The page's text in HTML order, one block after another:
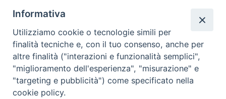
Mar. / Mer. / Giov. ore 9 - 13
nei mesi estivi solo Martedì ore 9 - 13
WebMail
Informativa
Utilizziamo cookie o tecnologie simili per
finalità tecniche e, con il tuo consenso, anche per
altre finalità ("interazioni e funzionalità semplici",
"miglioramento dell'esperienza", "misurazione" e
"targeting e pubblicità") come specificato nella
cookie policy.